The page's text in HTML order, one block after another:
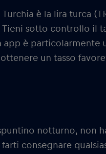
è la lira turca
sotto controllo il
app è particolarmente
un tasso
notturno, non
consegnare